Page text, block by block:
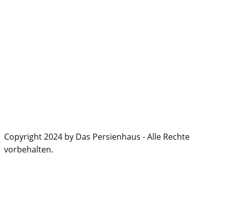
Copyright 2024 by Das Persienhaus - Alle Rechte
vorbehalten.